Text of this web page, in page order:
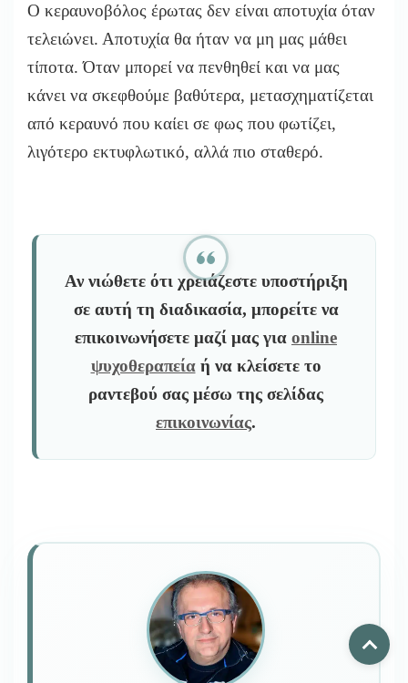
Ο κεραυνοβόλος έρωτας δεν είναι αποτυχία όταν
τελειώνει. Αποτυχία θα ήταν να μη μας μάθει
τίποτα. Όταν μπορεί να πενθηθεί και να μας
κάνει να σκεφθούμε βαθύτερα, μετασχηματίζεται
από κεραυνό που καίει σε φως που φωτίζει,
λιγότερο εκτυφλωτικό, αλλά πιο σταθερό.
Αν νιώθετε ότι χρειάζεστε υποστήριξη
σε αυτή τη διαδικασία, μπορείτε να
επικοινωνήσετε μαζί μας για online
ψυχοθεραπείαή να κλείσετε το
ραντεβού σας μέσω της σελίδας
επικοινωνίας.